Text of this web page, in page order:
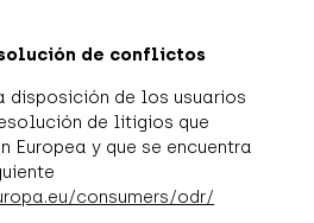
de conflictos
disposición de los usuarios
de litigios que
y que se encuentra
consumers/odr/